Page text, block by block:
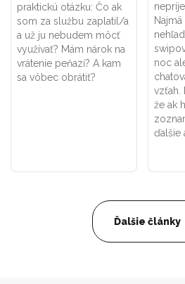
praktickú otázku: Čo ak
som za službu zaplatil/a
a už ju nebudem môcť
využívať? Mám nárok na
vrátenie peňazí? A kam
sa vôbec obrátiť?
noc
vzťah.
že ak
ďalšie
Ďalšie články